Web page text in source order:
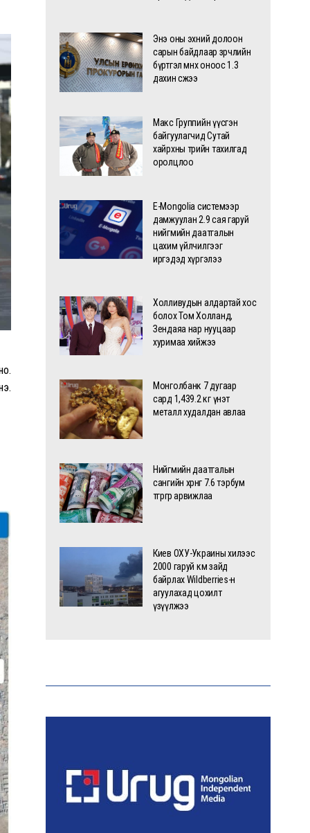
Энэ оны эхний долоон
сарын байдлаар зөрчлийн
бүртгэл өмнөх оноос 1.3
дахин өсжээ
Макс Группийн үүсгэн
байгуулагчид Сутай
хайрхны төрийн тахилгад
оролцлоо
E-Mongolia системээр
дамжуулан 2.9 сая гаруй
нийгмийн даатгалын
цахим үйлчилгээг
иргэдэд хүргэлээ
Холливудын алдартай хос
болох Том Холланд,
Зендаяа нар нууцаар
хуримаа хийжээ
Монголбанк 7 дугаар
сард 1,439.2 кг үнэт
металл худалдан авлаа
Нийгмийн даатгалын
сангийн хөрөнгө 7.6 тэрбум
төгрөгөөр арвижлаа
Киев ОХУ-Украины хилээс
2000 гаруй км зайд
байрлах Wildberries-н
агуулахад цохилт
үзүүлжээ
шүүхэд шилжүүлжээ